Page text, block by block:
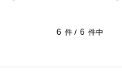
6 件 / 6 件中